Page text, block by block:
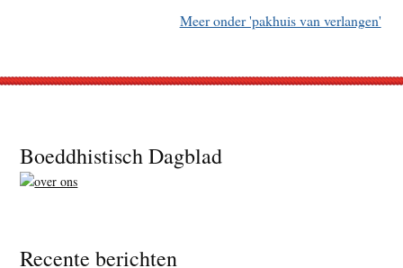
Meer onder 'pakhuis van verlangen'
Footer
Boeddhistisch Dagblad
Recente berichten